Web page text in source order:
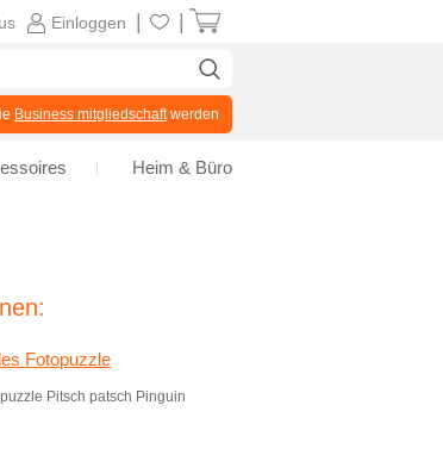
Pitsch patsch Pinguin
Einloggen
Business mitgliedschaftwerden
Heim & Büro